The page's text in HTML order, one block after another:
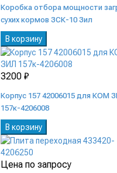
Коробка отбора мощности
сухих кормов ЗСК-10 Зил
В корзину
3200 ₽
Корпус 157 42006015 для КОМ
157к-4206008
В корзину
Цена по запросу